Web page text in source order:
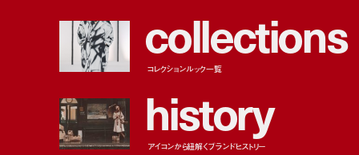
collections
コレクションルック一覧
history
アイコンから紐解くブランドヒストリー